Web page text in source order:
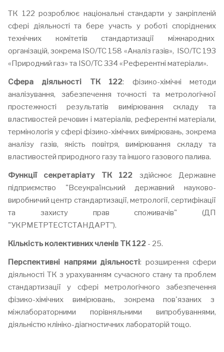
ТК 122 розроблює національні стандарти у закріпленій
сфері діяльності та бере участь у роботі споріднених
технічних комітетів стандартизації міжнародних
організацій, зокрема ISO/TC 158 «Аналіз газів», ISO/TC 193
«Природний газ» та ISO/TC 334 «Референтні матеріали».
Сфера діяльності ТК 122: фізико-хімічні методи
аналізування, забезпечення точності та метрологічної
простежності результатів вимірювання складу та
властивостей речовин і матеріалів, референтні матеріали,
термінологія у сфері фізико-хімічних вимірювань, зокрема
аналізу газів, якість повітря, вимірювання складу та
властивостей природного газу та іншого газового палива.
Функції секретаріату ТК 122 здійснює Державне
підприємство "Всеукраїнський державний науково-
виробничий центр стандартизації, метрології, сертифікації
та захисту прав споживачів" (ДП
"УКРМЕТРТЕСТСТАНДАРТ").
Кількість колективних членів ТК 122 - 25.
Перспективні напрями діяльності: розширення сфери
діяльності ТК з урахуванням сучасного стану та проблем
стандартизації у сфері метрологічного забезпечення
фізико-хімічних вимірювань, зокрема пов'язаних з
міжлабораторними порівняльними випробуваннями,
діяльністю клініко-діагностичних лабораторій тощо.